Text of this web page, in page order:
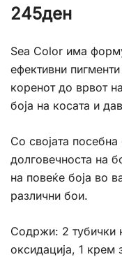
245ден
Sea Color има
ефективни
коренот до врвот
боја на косата и
Со својата
долговечноста на
на повеќе боја во
различни бои.
Содржи: 2 тубички
оксидација, 1 крем